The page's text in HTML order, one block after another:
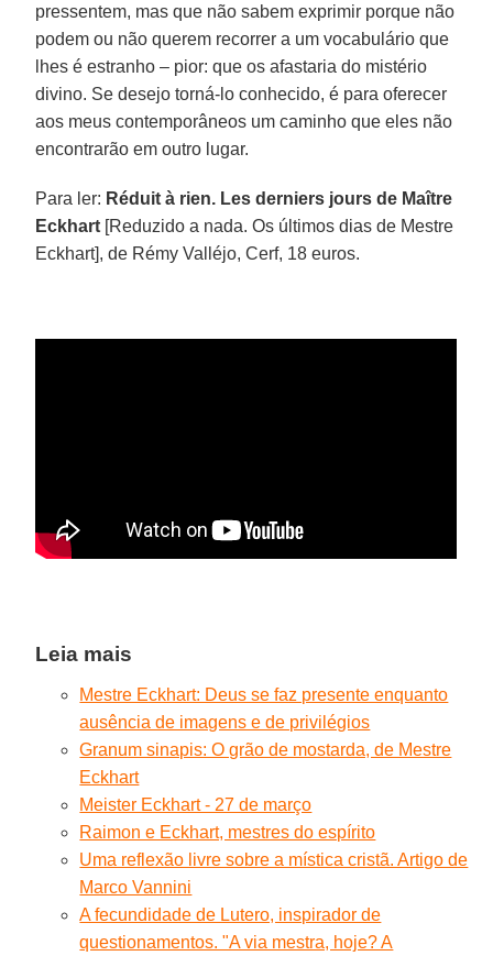
pressentem, mas que não sabem exprimir porque não
podem ou não querem recorrer a um vocabulário que
lhes é estranho – pior: que os afastaria do mistério
divino. Se desejo torná-lo conhecido, é para oferecer
aos meus contemporâneos um caminho que eles não
encontrarão em outro lugar.
Para ler: Réduit à rien. Les derniers jours de Maître
Eckhart [Reduzido a nada. Os últimos dias de Mestre
Eckhart], de Rémy Valléjo, Cerf, 18 euros.
Leia mais
Mestre Eckhart: Deus se faz presente enquanto
ausência de imagens e de privilégios
Granum sinapis: O grão de mostarda, de Mestre
Eckhart
Meister Eckhart - 27 de março
Raimon e Eckhart, mestres do espírito
Uma reflexão livre sobre a mística cristã. Artigo de
Marco Vannini
A fecundidade de Lutero, inspirador de
questionamentos. "A via mestra, hoje? A